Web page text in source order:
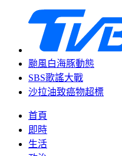
颱風白海豚動態
SBS歌謠大戰
沙拉油致癌物超標
首頁
即時
生活